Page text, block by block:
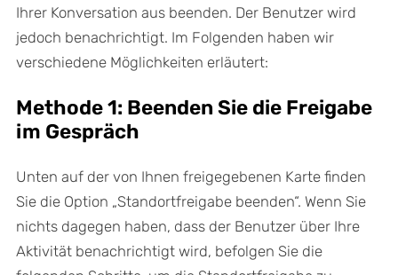
Ihrer Konversation aus beenden. Der Benutzer wird
jedoch benachrichtigt. Im Folgenden haben wir
verschiedene Möglichkeiten erläutert:
Methode 1: Beenden Sie die Freigabe
im Gespräch
Unten auf der von Ihnen freigegebenen Karte finden
Sie die Option „Standortfreigabe beenden“. Wenn Sie
nichts dagegen haben, dass der Benutzer über Ihre
Aktivität benachrichtigt wird, befolgen Sie die